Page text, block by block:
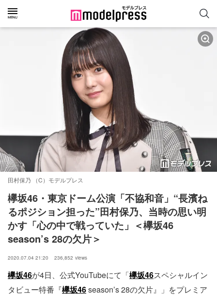
田村保乃 （C）モデルプレス
欅坂46・東京ドーム公演「不協和音」“長濱ね
るポジション担った”田村保乃、当時の思い明
かす「心の中で戦っていた」＜欅坂46
season’s 28の欠片＞
2020.07.04 21:20 236,852 views
欅坂46が4日、公式YouTubeにて「欅坂46スペシャルイン
タビュー特番『欅坂46season’s 28の欠片』」をプレミア